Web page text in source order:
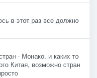
в этот раз все должно
- Монако, и каких то
Китая, возможно стран